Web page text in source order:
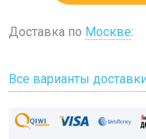
Доставка по Москве:
Все варианты